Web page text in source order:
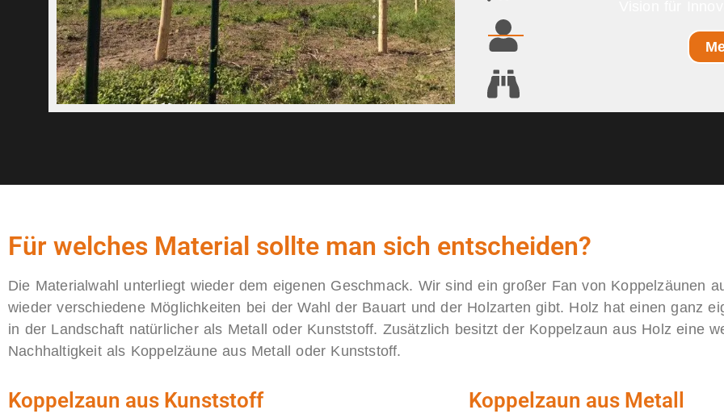
Öffentliche Hand
Für welches Material sollte man sich entscheiden?
Die Materialwahl unterliegt wieder dem eigenen Geschmack. Wir sind ein großer Fan von Koppelzäunen
wieder verschiedene Möglichkeiten bei der Wahl der Bauart und der Holzarten gibt. Holz hat einen ganz
in der Landschaft natürlicher als Metall oder Kunststoff. Zusätzlich besitzt der Koppelzaun aus Holz eine
Nachhaltigkeit als Koppelzäune aus Metall oder Kunststoff.
Koppelzaun aus Kunststoff Koppelzaun aus Metall